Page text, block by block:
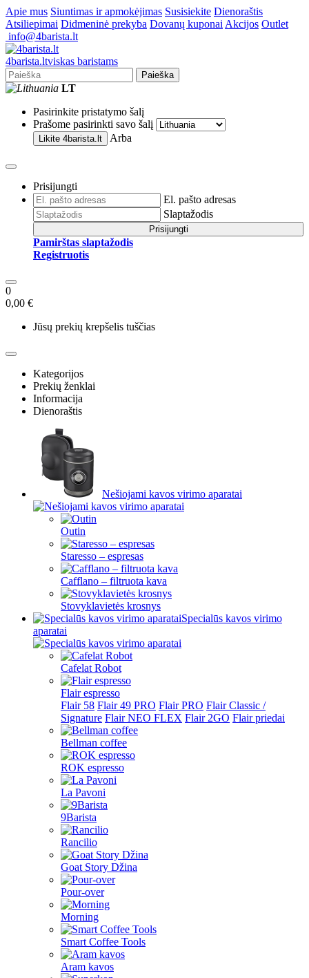
Apie mus Siuntimas ir apmokėjimas Susisiekite Dienoraštis
Atsiliepimai Didmeninė prekyba Dovanų kuponai Akcijos Outlet
info@4barista.lt
4barista.ltviskas baristams
Paieška
LT
Pasirinkite pristatymo šalį
Prašome pasirinkti savo šalį
Likite 4barista.lt Arba
Prisijungti
El. pašto adresas
Slaptažodis
Prisijungti
Pamirštas slaptažodis
Registruotis
0
0,00 €
Jūsų prekių krepšelis tuščias
Kategorijos
Prekių ženklai
Informacija
Dienoraštis
Nešiojami kavos virimo aparatai
Outin
Staresso – espresas
Cafflano – filtruota kava
Stovyklavietės krosnys
Specialūs kavos virimo
aparatai
Cafelat Robot
Flair espresso
Flair 58 Flair 49 PRO Flair PRO Flair Classic /
Signature Flair NEO FLEX Flair 2GO Flair priedai
Bellman coffee
ROK espresso
La Pavoni
9Barista
Rancilio
Goat Story Džina
Pour-over
Morning
Smart Coffee Tools
Aram kavos